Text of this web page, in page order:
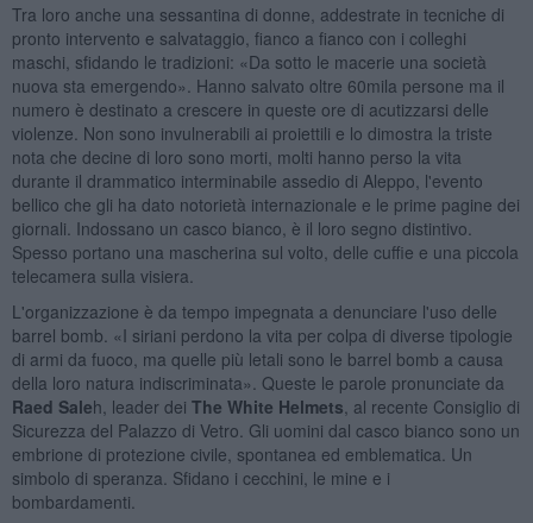
Tra loro anche una sessantina di donne, addestrate in tecniche di
pronto intervento e salvataggio, fianco a fianco con i colleghi
maschi, sfidando le tradizioni: «Da sotto le macerie una società
nuova sta emergendo». Hanno salvato oltre 60mila persone ma il
numero è destinato a crescere in queste ore di acutizzarsi delle
violenze. Non sono invulnerabili ai proiettili e lo dimostra la triste
nota che decine di loro sono morti, molti hanno perso la vita
durante il drammatico interminabile assedio di Aleppo, l'evento
bellico che gli ha dato notorietà internazionale e le prime pagine dei
giornali. Indossano un casco bianco, è il loro segno distintivo.
Spesso portano una mascherina sul volto, delle cuffie e una piccola
telecamera sulla visiera.
L'organizzazione è da tempo impegnata a denunciare l'uso delle
barrel bomb. «I siriani perdono la vita per colpa di diverse tipologie
di armi da fuoco, ma quelle più letali sono le barrel bomb a causa
della loro natura indiscriminata». Queste le parole pronunciate da
Raed Saleh, leader dei The White Helmets , al recente Consiglio di
Sicurezza del Palazzo di Vetro. Gli uomini dal casco bianco sono un
embrione di protezione civile, spontanea ed emblematica. Un
simbolo di speranza. Sfidano i cecchini, le mine e i
bombardamenti.